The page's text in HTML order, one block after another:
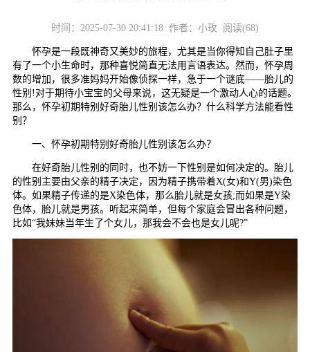
时间：2025-07-30 20:41:18 作者：小玫 阅读(68)
怀孕是一段既神奇又美妙的旅程，尤其是当你得知自己肚子里
有了一个小生命时，那种喜悦简直无法用言语表达。然而，怀孕周
数的增加，很多准妈妈开始像侦探一样，急于一个谜底——胎儿的
性别!对于期待小宝宝的父母来说，这无疑是一个激动人心的话题。
那么，怀孕初期特别好奇胎儿性别该怎么办？什么科学方法能看性
别？
一、怀孕初期特别好奇胎儿性别该怎么办？
在好奇胎儿性别的同时，也不妨一下性别是如何决定的。胎儿
的性别主要由父亲的精子决定，因为精子携带着X(女)和Y(男)染色
体。如果精子传递的是X染色体，那么胎儿就是女孩;而如果是Y染
色体，胎儿就是男孩。听起来简单，但每个家庭会冒出各种问题，
比如“我妹妹当年生了个女儿，那我会不会也是女儿呢?”